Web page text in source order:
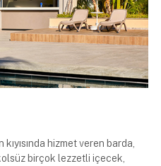
hizmet veren barda,
birçok lezzetli içecek,